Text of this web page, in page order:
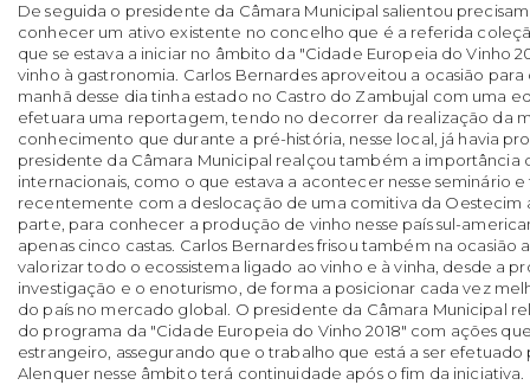
De seguida o presidente da Câmara Municipal salientou
conhecer um ativo existente no concelho que é a referida
que se estava a iniciar no âmbito da "Cidade Europeia do Vinho
vinho à gastronomia. Carlos Bernardes aproveitou a ocasião
manhã desse dia tinha estado no Castro do Zambujal com uma
efetuara uma reportagem, tendo no decorrer da realização da
conhecimento que durante a pré-história, nesse local, já havia
presidente da Câmara Municipal realçou também a importância
internacionais, como o que estava a acontecer nesse seminário
recentemente com a deslocação de uma comitiva da Oestecim
parte, para conhecer a produção de vinho nesse país sul-
apenas cinco castas. Carlos Bernardes frisou também na ocasião
valorizar todo o ecossistema ligado ao vinho e à vinha, desde a
investigação e o enoturismo, de forma a posicionar cada vez
do país no mercado global. O presidente da Câmara Municipal
do programa da "Cidade Europeia do Vinho 2018" com ações
estrangeiro, assegurando que o trabalho que está a ser efetuado
Alenquer nesse âmbito terá continuidade após o fim da iniciativa.